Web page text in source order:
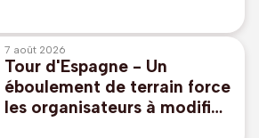
7 août 2026
Tour d'Espagne - Un
éboulement de terrain force
les organisateurs à modifier